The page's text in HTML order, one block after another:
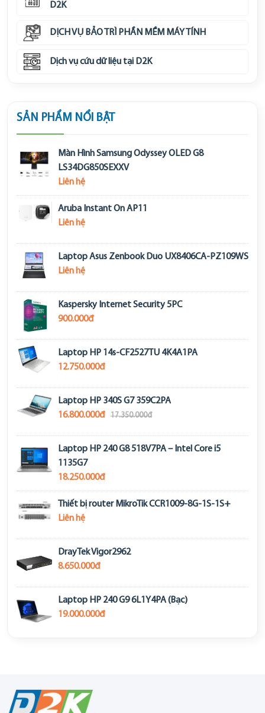
D2K
DỊCH VỤ BẢO TRÌ PHẦN MỀM MÁY TÍNH
Dịch vụ cứu dữ liệu tại D2K
SẢN PHẨM NỔI BẬT
Màn Hình Samsung Odyssey OLED G8
LS34DG850SEXXV
Liên hệ
Aruba Instant On AP11
Liên hệ
Laptop Asus Zenbook Duo UX8406CA-PZ109WS
Liên hệ
Kaspersky Internet Security 5PC
900.000đ
Laptop HP 14s-CF2527TU 4K4A1PA
12.750.000đ
Laptop HP 340S G7 359C2PA
16.800.000đ
17.350.000đ
Laptop HP 240 G8 518V7PA – Intel Core i5
1135G7
18.250.000đ
Thiết bị router MikroTik CCR1009-8G-1S-1S+
Liên hệ
DrayTek Vigor2962
8.650.000đ
Laptop HP 240 G9 6L1Y4PA (Bạc)
19.000.000đ